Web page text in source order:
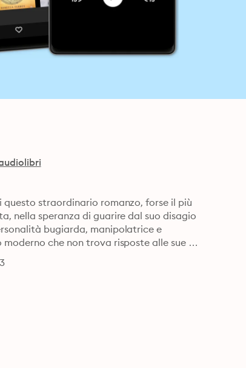
straordinario romanzo, forse il più
nella speranza di guarire dal suo disagio
bugiarda, manipolatrice e
che non trova risposte alle sue